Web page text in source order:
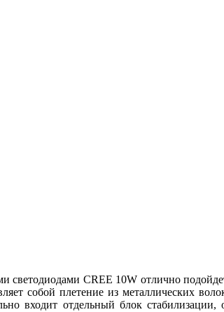
CREE 10W отлично
собой плетение из металлических
входит отдельный блок